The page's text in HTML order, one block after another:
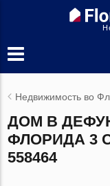
Недвижимость во
ДОМ В
ФЛОРИДА 3
558464